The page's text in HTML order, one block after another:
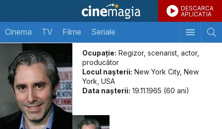
DESCARCA
APLICATIA
Cinema TV Filme Seriale
Ocupație: Regizor, scenarist, actor,
producător
Locul naşterii: New York City, New
York, USA
Data naşterii: 19.11.1965 (60 ani)